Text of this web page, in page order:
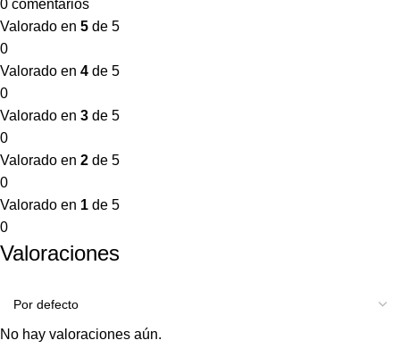
0 comentarios
Valorado en 5 de 5
0
Valorado en 4 de 5
0
Valorado en 3 de 5
0
Valorado en 2 de 5
0
Valorado en 1 de 5
0
Valoraciones
No hay valoraciones aún.